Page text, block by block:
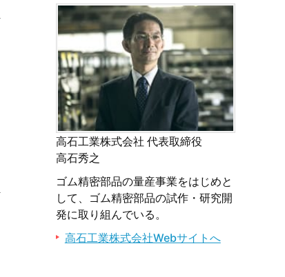
高石工業株式会社 代表取締役
高石秀之
ゴム精密部品の量産事業をはじめと
して、ゴム精密部品の試作・研究開
発に取り組んでいる。
高石工業株式会社Webサイトへ